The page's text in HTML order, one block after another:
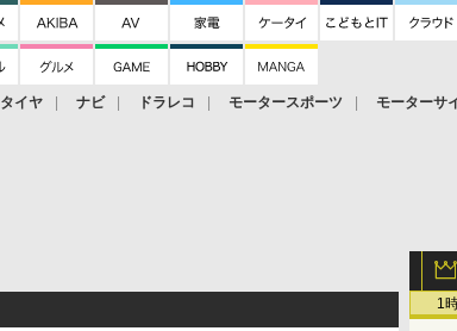
タイヤ ナビ ドラレコ モータースポーツ モーターサ
1